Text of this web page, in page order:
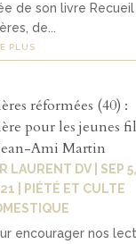
de son livre
de...
PLUS
réformées (40) :
pour les jeunes
Ami Martin
LAURENT DV
SEP 5,
PIÉTÉ ET CULTE
encourager nos